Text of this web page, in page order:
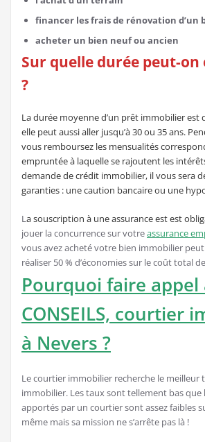
financer les frais de rénovation d’un
acheter un bien neuf ou ancien
Sur quelle durée peut-
?
La durée moyenne d’un prêt immobilier est
elle peut aussi aller jusqu’à 30 ou 35 ans.
vous remboursez les mensualités
empruntée à laquelle se rajoutent les
demande de crédit immobilier, il vous sera
garanties : une caution bancaire ou une
La souscription à une assurance est est
jouer la concurrence sur votreassurance
vous avez acheté votre bien immobilier
réaliser 50 % d’économies sur le coût total
Pourquoi faire appel
CONSEILS, courtier
à Nevers ?
Le courtier immobilier recherche le meilleur
immobilier. Les taux sont tellement bas que
apportés par un courtier sont assez faibles
même mais sa mission ne s’arrête pas là !